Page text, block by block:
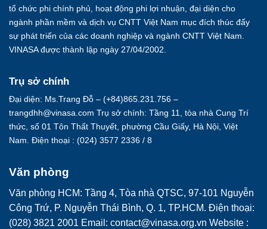
tổ chức phi chính phủ, hoạt động phi lợi nhuận, đại diện cho
ngành phần mềm và dịch vụ CNTT Việt Nam mục đích thúc đẩy
sự phát triển của các doanh nghiệp và ngành CNTT Việt Nam.
VINASA được thành lập ngày 27/04/2002.
Trụ sở chính
Đại diện: Ms.Trang Đỗ – (+84)865.231.756 –
trangdhh@vinasa.com Trụ sở chính: Tầng 11, tòa nhà Cung Trí
thức, số 01 Tôn Thất Thuyết, phường Cầu Giấy, Hà Nội, Việt
Nam. Điện thoại : (024) 3577 2336 / 8
Văn phòng
Văn phòng HCM: Tầng 4, Tòa nhà QTSC, 97-101 Nguyễn
Công Trứ, P. Nguyễn Thái Bình, Q. 1, TP.HCM. Điện thoại:
(028) 3821 2001 Email: contact@vinasa.org.vn Website :